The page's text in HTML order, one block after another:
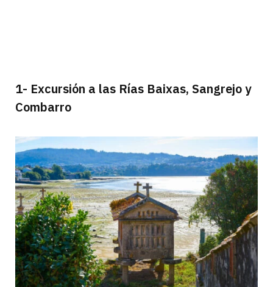
1- Excursión a las Rías Baixas, Sangrejo y
Combarro